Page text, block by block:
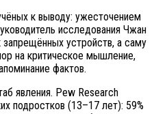
к выводу: ужесточением
исследования Чжан
устройств, а саму
на критическое мышление,
фактов.
явления. Pew Research
подростков (13–17 лет): 59%